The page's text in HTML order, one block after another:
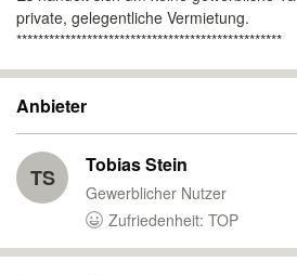
private, gelegentliche Vermietung.
*************************************************
Anbieter
TS Tobias Stein
Gewerblicher Nutzer
Zufriedenheit: TOP